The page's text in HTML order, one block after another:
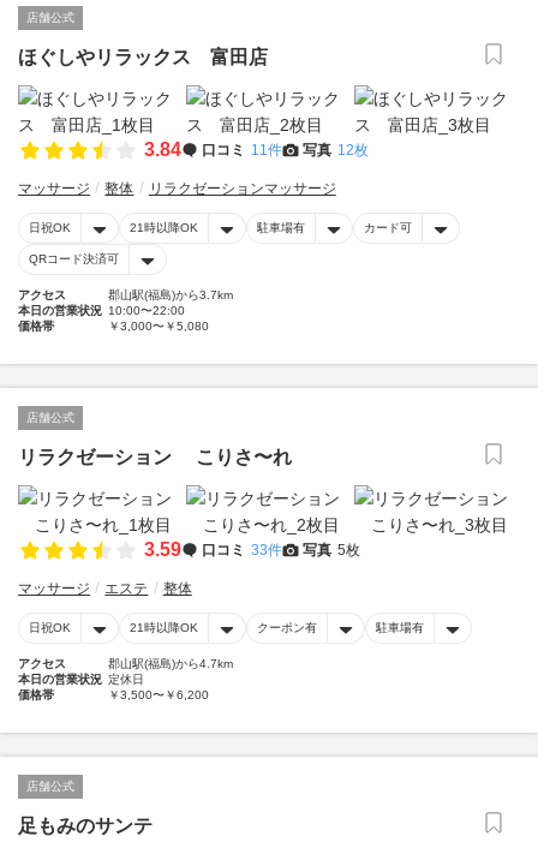
店舗公式
ほぐしやリラックス 富田店
3.84 口コミ 11件 写真 12枚
マッサージ 整体 リラクゼーションマッサージ
日祝OK 21時以降OK 駐車場有 カード可
QRコード決済可
アクセス
郡山駅(福島)から3.7km
本日の営業状況 10:00〜22:00
価格帯
￥3,000〜￥5,080
店舗公式
リラクゼーション こりさ〜れ
3.59 口コミ 33件 写真 5枚
マッサージ エステ 整体
日祝OK 21時以降OK クーポン有 駐車場有
アクセス
郡山駅(福島)から4.7km
本日の営業状況 定休日
価格帯
￥3,500〜￥6,200
店舗公式
足もみのサンテ